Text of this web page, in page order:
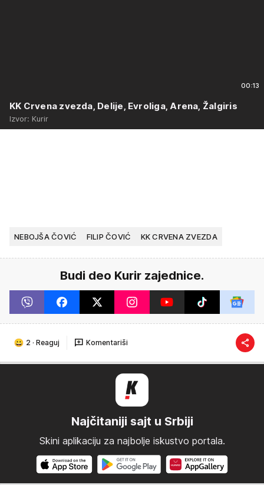
00:13
KK Crvena zvezda, Delije, Evroliga, Arena, Žalgiris
Izvor: Kurir
NEBOJŠA ČOVIĆ FILIP ČOVIĆ KK CRVENA ZVEZDA
Budi deo Kurir zajednice.
2 · Reaguj Komentariši
Najčitaniji sajt u Srbiji
Skini aplikaciju za najbolje iskustvo portala.